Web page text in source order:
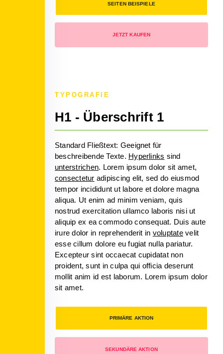
SEITEN BEISPIELE
JETZT KAUFEN
TYPOGRAFIE
H1 - Überschrift 1
Standard Fließtext: Geeignet für
beschreibende Texte. Hyperlinks sind
unterstrichen. Lorem ipsum dolor sit amet,
consectetur adipiscing elit, sed do eiusmod
tempor incididunt ut labore et dolore magna
aliqua. Ut enim ad minim veniam, quis
nostrud exercitation ullamco laboris nisi ut
aliquip ex ea commodo consequat. Duis aute
irure dolor in reprehenderit in voluptatevelit
esse cillum dolore eu fugiat nulla pariatur.
Excepteur sint occaecat cupidatat non
proident, sunt in culpa qui officia deserunt
mollit anim id est laborum. Lorem ipsum dolor
sit amet.
PRIMÄRE AKTION
SEKUNDÄRE AKTION